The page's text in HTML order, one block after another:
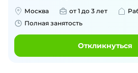
Москва от 1 до 3 лет
Полная занятость
Откликнуться